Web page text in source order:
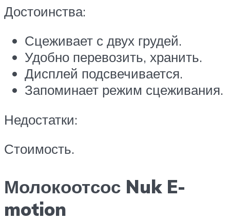
Достоинства:
Сцеживает с двух грудей.
Удобно перевозить, хранить.
Дисплей подсвечивается.
Запоминает режим сцеживания.
Недостатки:
Стоимость.
Молокоотсос Nuk E-
motion